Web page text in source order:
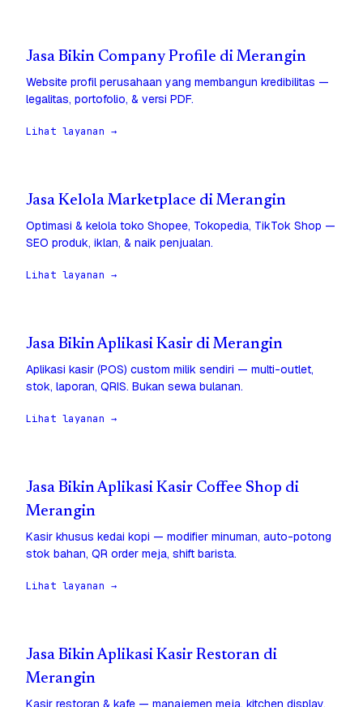
Jasa Bikin Company Profile di Merangin
Website profil perusahaan yang membangun kredibilitas —
legalitas, portofolio, & versi PDF.
Lihat layanan →
Jasa Kelola Marketplace di Merangin
Optimasi & kelola toko Shopee, Tokopedia, TikTok Shop —
SEO produk, iklan, & naik penjualan.
Lihat layanan →
Jasa Bikin Aplikasi Kasir di Merangin
Aplikasi kasir (POS) custom milik sendiri — multi-outlet,
stok, laporan, QRIS. Bukan sewa bulanan.
Lihat layanan →
Jasa Bikin Aplikasi Kasir Coffee Shop di
Merangin
Kasir khusus kedai kopi — modifier minuman, auto-potong
stok bahan, QR order meja, shift barista.
Lihat layanan →
Jasa Bikin Aplikasi Kasir Restoran di
Merangin
Kasir restoran & kafe — manajemen meja, kitchen display,